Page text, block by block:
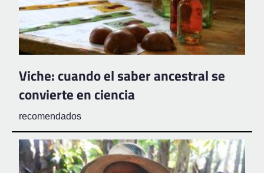
Viche: cuando el saber ancestral se
convierte en ciencia
recomendados